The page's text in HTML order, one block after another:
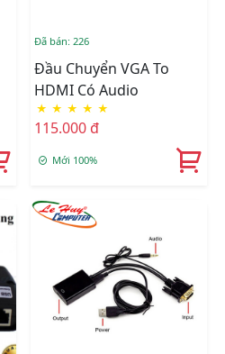
Đã bán: 226
Đầu Chuyển VGA To
HDMI Có Audio
★ ★ ★ ★ ★
115.000 đ
Mới 100%